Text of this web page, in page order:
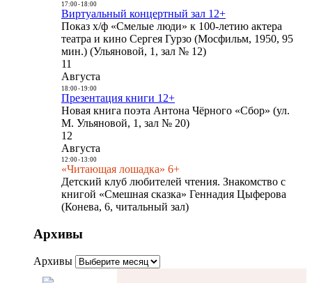
17:00- 18:00
Виртуальный концертный зал 12+
Показ х/ф «Смелые люди» к 100-летию актера
театра и кино Сергея Гурзо (Мосфильм, 1950, 95
мин.) (Ульяновой, 1, зал № 12)
11
Августа
18:00- 19:00
Презентация книги 12+
Новая книга поэта Антона Чёрного «Сбор» (ул.
М. Ульяновой, 1, зал № 20)
12
Августа
12:00- 13:00
«Читающая лошадка» 6+
Детский клуб любителей чтения. Знакомство с
книгой «Смешная сказка» Геннадия Цыферова
(Конева, 6, читальный зал)
Архивы
Архивы